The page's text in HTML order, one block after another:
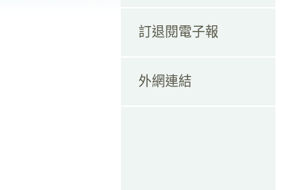
訂退閱電子報
外網連結